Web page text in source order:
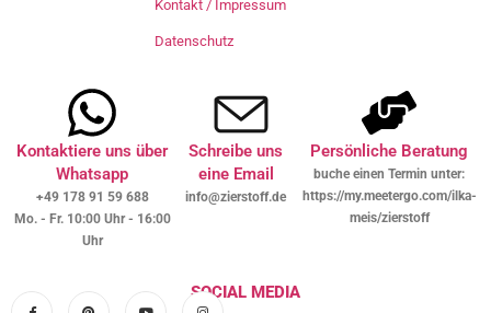
Kontakt / Impressum
Datenschutz
Kontaktiere uns über
Whatsapp
+49 178 91 59 688
Mo. - Fr. 10:00 Uhr - 16:00
Uhr
Schreibe uns
eine Email
info@zierstoff.de
Persönliche Beratung
buche einen Termin unter:
https://my.meetergo.com/ilka-
meis/zierstoff
SOCIAL MEDIA